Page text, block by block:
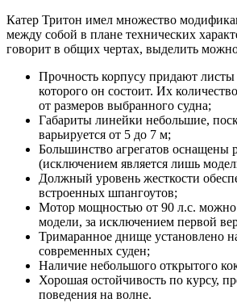
Катер Тритон имел множество
между собой в плане технических
говорит в общих чертах, выделить
Прочность корпусу придают листы
которого он состоит. Их
от размеров выбранного судна;
Габариты линейки небольшие,
варьируется от 5 до 7 м;
Большинство агрегатов оснащены
(исключением является лишь
Должный уровень жесткости
встроенных шпангоутов;
Мотор мощностью от 90 л.с. можно
модели, за исключением первой
Тримаранное днище установлено
современных суден;
Наличие небольшого открытого
Хорошая остойчивость по курсу,
поведения на волне.